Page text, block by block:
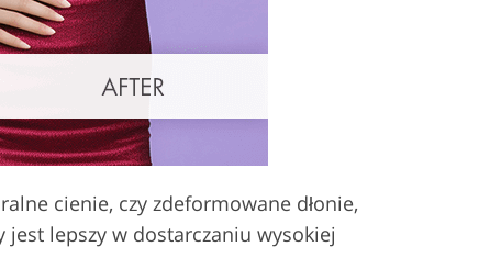
cienie, czy zdeformowane dłonie,
lepszy w dostarczaniu wysokiej